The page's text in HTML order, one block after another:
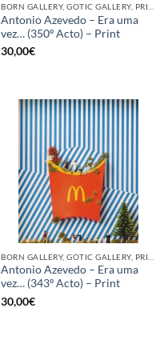
Antonio Azevedo – Era uma
vez… (350º Acto) – Print
30,00€
Antonio Azevedo – Era uma
vez… (343º Acto) – Print
30,00€